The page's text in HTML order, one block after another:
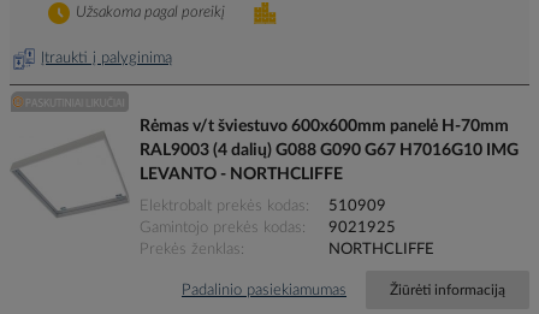
Įtraukti į palyginimą
Užsakoma pagal poreikį
Rėmas v/t šviestuvo 600x600mm panelė H-70mm
RAL9003 (4 dalių) G088 G090 G67 H7016G10 IMG
LEVANTO - NORTHCLIFFE
Elektrobalt prekės kodas
510909
Gamintojo prekės kodas
9021925
Prekės ženklas
NORTHCLIFFE
Padalinio pasiekiamumas Žiūrėti informaciją